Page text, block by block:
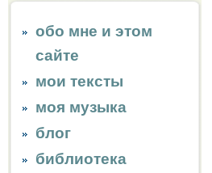
обо мне и этом
сайте
мои тексты
моя музыка
блог
библиотека